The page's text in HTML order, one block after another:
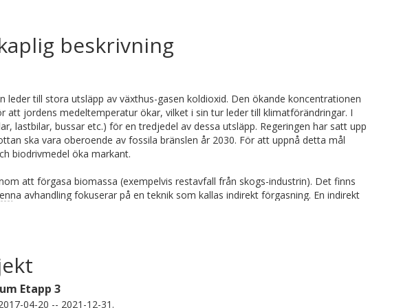
beskrivning
leder till stora utsläpp av växthus-gasen koldioxid. Den ökande koncentrationen
att jordens medeltemperatur ökar, vilket i sin tur leder till klimatförändringar. I
lastbilar, bussar etc.) för en tredjedel av dessa utsläpp. Regeringen har satt upp
ska vara oberoende av fossila bränslen år 2030. För att uppnå detta mål
biodrivmedel öka markant.
att förgasa biomassa (exempelvis restavfall från skogs-industrin). Det finns
avhandling fokuserar på en teknik som kallas indirekt förgasning. En indirekt
design har fördelen att den kan drivas på två olika sätt: med gas som enda
vattenånga och bränsle. Ett bäddmaterial (exempelvis sand eller aska)
förbränningskammaren och förgasnings-kammaren för att värma upp den
i förgasnings-kammaren; resten följer med bäddmaterialet till
vilket ger energi. Att förstå vilka mekanismer som styr hur mycket bränsle
Etapp 3
04-20 -- 2021-12-31.